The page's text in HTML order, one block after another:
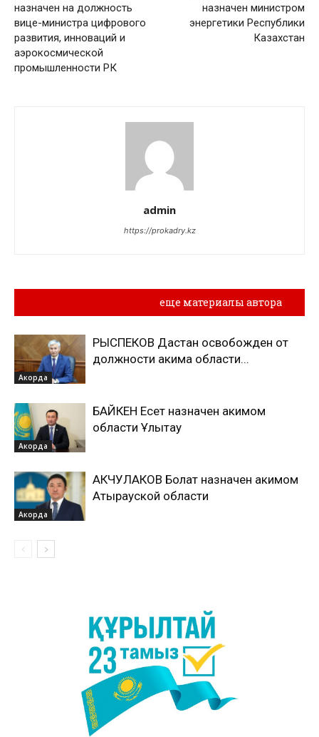
назначен на должность
вице-министра цифрового
развития, инноваций и
аэрокосмической
промышленности РК
назначен министром
энергетики Республики
Казахстан
admin
https://prokadry.kz
еще материалы автора
Акорда
РЫСПЕКОВ Дастан освобожден от
должности акима области...
Акорда
БАЙКЕН Есет назначен акимом
области Ұлытау
Акорда
АКЧУЛАКОВ Болат назначен акимом
Атырауской области